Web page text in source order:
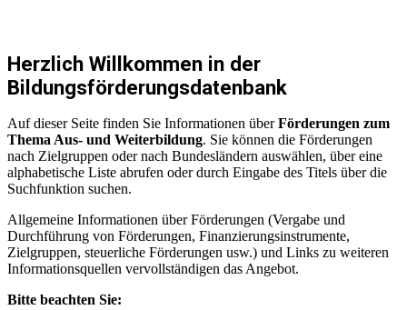
Herzlich Willkommen in der
Bildungsförderungsdatenbank
Auf dieser Seite finden Sie Informationen überFörderungen zum
Thema Aus- und Weiterbildung. Sie können die Förderungen
nach Zielgruppen oder nach Bundesländern auswählen, über eine
alphabetische Liste abrufen oder durch Eingabe des Titels über die
Suchfunktion suchen.
Allgemeine Informationen über Förderungen (Vergabe und
Durchführung von Förderungen, Finanzierungsinstrumente,
Zielgruppen, steuerliche Förderungen usw.) und Links zu weiteren
Informationsquellen vervollständigen das Angebot.
Bitte beachten Sie: